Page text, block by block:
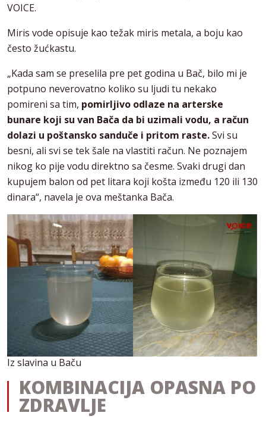
VOICE.
Miris vode opisuje kao težak miris metala, a boju kao
često žućkastu.
„Kada sam se preselila pre pet godina u Bač, bilo mi je
potpuno neverovatno koliko su ljudi tu nekako
pomireni sa tim, pomirljivo odlaze na arterske
bunare koji su van Bača da bi uzimali vodu, a račun
dolazi u poštansko sanduče i pritom raste.Svi su
besni, ali svi se tek šale na vlastiti račun. Ne poznajem
nikog ko pije vodu direktno sa česme. Svaki drugi dan
kupujem balon od pet litara koji košta između 120 ili 130
dinara“, navela je ova meštanka Bača.
Iz slavina u Baču
KOMBINACIJA OPASNA PO
ZDRAVLJE